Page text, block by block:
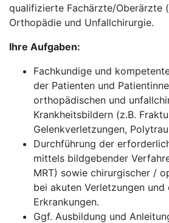
qualifizierte Fachärzte/Oberärzte
Orthopädie und Unfallchirurgie.
Ihre Aufgaben:
Fachkundige und
der Patienten und
orthopädischen und
Krankheitsbildern (z.B.
Gelenkverletzungen,
Durchführung der
mittels bildgebender
MRT) sowie chirurgischer /
bei akuten Verletzungen und
Erkrankungen.
Ggf. Ausbildung und